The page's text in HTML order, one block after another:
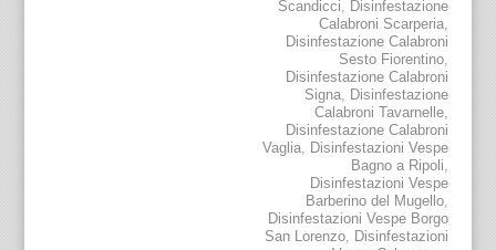
Scandicci
Disinfestazione
Calabroni Scarperia
Disinfestazione Calabroni
Sesto Fiorentino
Disinfestazione Calabroni
Signa Disinfestazione
Calabroni Tavarnelle
Disinfestazione Calabroni
Vaglia Disinfestazioni Vespe
Bagno a Ripoli
Disinfestazioni Vespe
Barberino del Mugello
Disinfestazioni Vespe Borgo
San Lorenzo Disinfestazioni